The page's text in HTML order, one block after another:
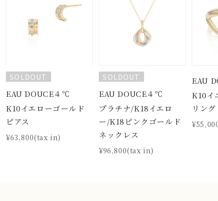
SOLDOUT
EAU DOUCE４℃
K10イエローゴールド
ピアス
¥63,800(tax in)
SOLDOUT
EAU DOUCE４℃
プラチナ/K18イエロ
ー/K18ピンクゴールド
ネックレス
¥96,800(tax in)
EAU
K10イ
リング